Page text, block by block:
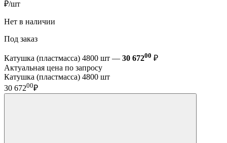
₽/шт
Нет в наличии
Под заказ
Катушка (пластмасса) 4800 шт — 30 67200 ₽
Актуальная цена по запросу
Катушка (пластмасса) 4800 шт
30 67200₽